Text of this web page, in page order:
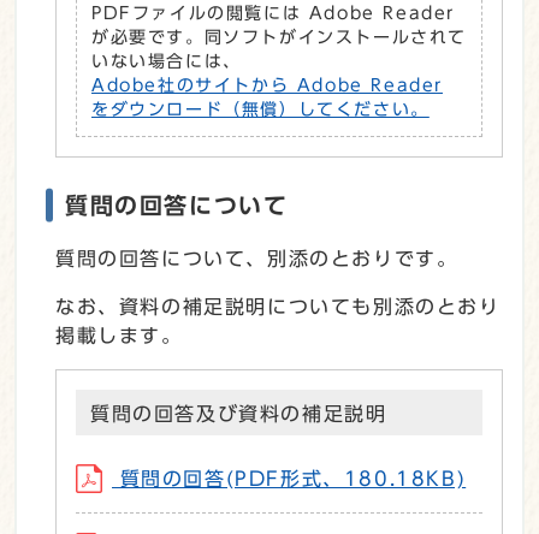
PDFファイルの閲覧には Adobe Reader
が必要です。同ソフトがインストールされて
いない場合には、
Adobe社のサイトから Adobe Reader
をダウンロード（無償）してください。
質問の回答について
質問の回答について、別添のとおりです。
なお、資料の補足説明についても別添のとおり
掲載します。
質問の回答及び資料の補足説明
質問の回答(PDF形式、180.18KB)